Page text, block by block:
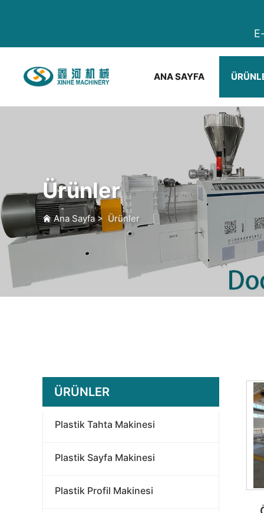
ANA SAYFA
Ürünler
Ana Sayfa> Ürünler
ÜRÜNLER
Plastik Tahta Makinesi
Plastik Sayfa Makinesi
Plastik Profil Makinesi